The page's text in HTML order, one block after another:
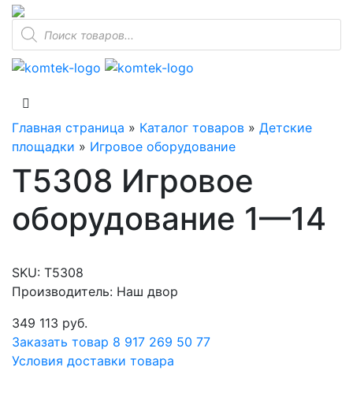
Поиск
товаров
Главная страница » Каталог товаров » Детские
площадки » Игровое оборудование
T5308 Игровое
оборудование 1—14
SKU: T5308
Производитель: Наш двор
349 113 руб.
Заказать товар 8 917 269 50 77
Условия доставки товара